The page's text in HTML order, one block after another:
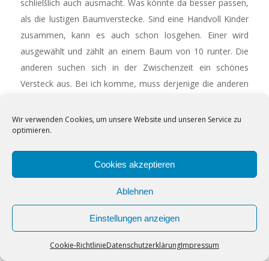
Cookies helfen uns bei der Bereitstellung
unserer Inhalte und Dienste. Durch die
weitere Nutzung der Webseite stimmen Sie
der Verwendung von Cookies zu.
Okay!
Wir verwenden Cookies, um unsere Website und unseren Service zu
optimieren.
Cookies akzeptieren
Ablehnen
Einstellungen anzeigen
Cookie-RichtlinieDatenschutzerklärungImpressum
schließlich auch ausmacht. Was könnte da besser passen,
als die lustigen Baumverstecke. Sind eine Handvoll Kinder
zusammen, kann es auch schon losgehen. Einer wird
ausgewählt und zählt an einem Baum von 10 runter. Die
anderen suchen sich in der Zwischenzeit ein schönes
Versteck aus. Bei ich komme, muss derjenige die anderen
Da kann es schon mal
Kichern verrät.
Der Waldkönig
Es muss nicht immer
Sonnenschein sein um
draußen spielen zu